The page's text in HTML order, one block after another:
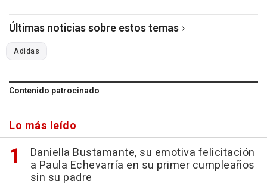
Últimas noticias sobre estos temas
Adidas
Contenido patrocinado
Lo más leído
Daniella Bustamante, su emotiva felicitación
a Paula Echevarría en su primer cumpleaños
sin su padre